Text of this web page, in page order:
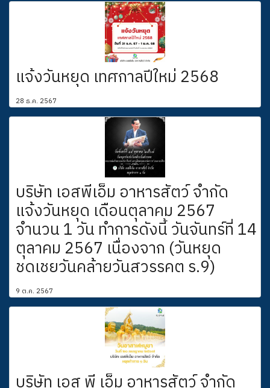
แจ้งวันหยุด เทศกาลปีใหม่ 2568
28 ธ.ค. 2567
บริษัท ​เอสพีเอ็ม อาหาร​สัตว์ ​จำกัด
แจ้ง​วัน​หยุด เดือน​ตุลาคม 2567
จำนวน 1 วัน​ ทำการ​ดังนี้ วัน​จันทร์ที่ 14
ตุลาคม 2567 เนื่องจาก (วันหยุด
ชดเชยวันคล้ายวันสวรรคต ร.9)
9 ต.ค. 2567